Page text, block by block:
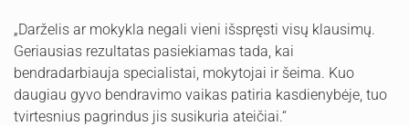
„Darželis ar mokykla negali vieni išspręsti visų klausimų.
Geriausias rezultatas pasiekiamas tada, kai
bendradarbiauja specialistai, mokytojai ir šeima. Kuo
daugiau gyvo bendravimo vaikas patiria kasdienybėje, tuo
tvirtesnius pagrindus jis susikuria ateičiai.“